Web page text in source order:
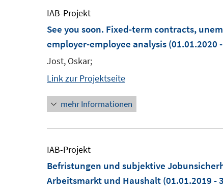
IAB-Projekt
See you soon. Fixed-term contracts,
employer-employee analysis (01.01.2020
Jost, Oskar;
Link zur Projektseite
mehr Informationen
IAB-Projekt
Befristungen und subjektive
Arbeitsmarkt und Haushalt (01.01.2019 -